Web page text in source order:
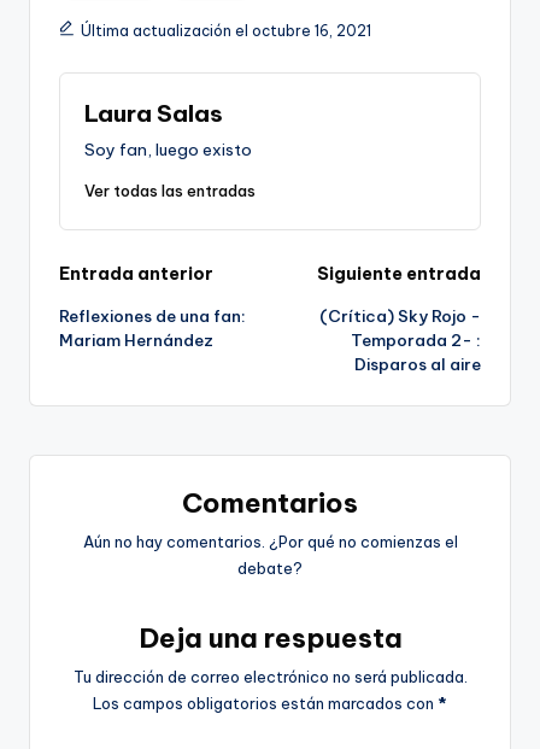
Última actualización el octubre 16, 2021
Laura Salas
Soy fan, luego existo
Ver todas las entradas
Navegación
de
Entrada anterior
Reflexiones de una fan:
Mariam Hernández
Siguiente entrada
(Crítica) Sky Rojo -
Temporada 2- :
Disparos al aire
Comentarios
Aún no hay comentarios. ¿Por qué no comienzas el
debate?
Deja una respuesta
Tu dirección de correo electrónico no será publicada.
Los campos obligatorios están marcados con *